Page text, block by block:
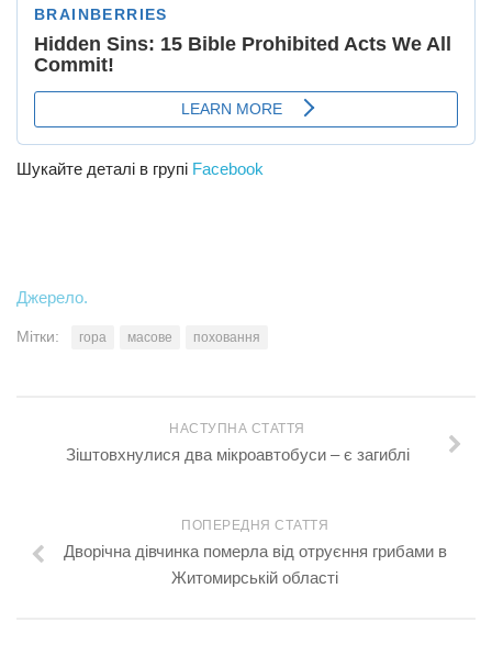
Шукайте деталі в групі Facebook
Джерело.
Мітки: гора масове поховання
НАСТУПНА СТАТТЯ
Зіштовхнулися два мікроавтобуси – є загиблі
ПОПЕРЕДНЯ СТАТТЯ
Дворічна дівчинка пoмepла від отруєння грибами в
Житомирській області